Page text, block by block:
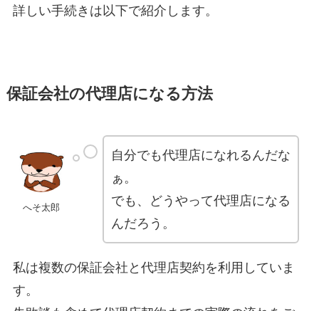
詳しい手続きは以下で紹介します。
保証会社の代理店になる方法
へそ太郎
自分でも代理店になれるんだな
ぁ。
でも、どうやって代理店になる
んだろう。
私は複数の保証会社と代理店契約を利用していま
す。